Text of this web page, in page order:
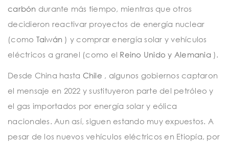
carbón durante más tiempo, mientras que otros
decidieron reactivar proyectos de energía nuclear
(como Taiwán ) y comprar energía solar y vehículos
eléctricos a granel (como el Reino Unido y Alemania ).
Desde China hasta Chile , algunos gobiernos captaron
el mensaje en 2022 y sustituyeron parte del petróleo y
el gas importados por energía solar y eólica
nacionales. Aun así, siguen estando muy expuestos. A
pesar de los nuevos vehículos eléctricos en Etiopía, por